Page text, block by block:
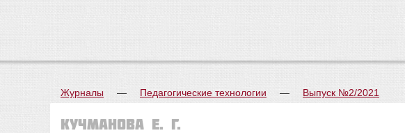
Журналы — Педагогические технологии — Выпуск №2/2021
Кучманова Е. Г.